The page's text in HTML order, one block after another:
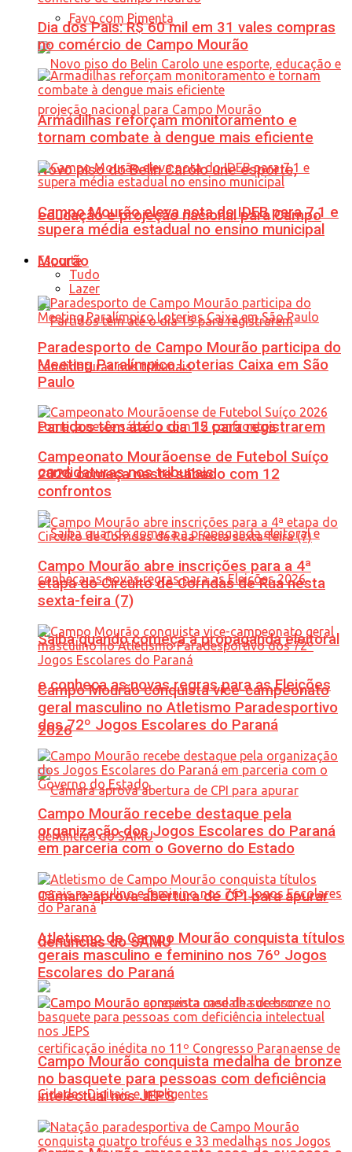
Favo com Pimenta
Novo piso do Belin Carolo une esporte,
educação e projeção nacional para Campo
Mourão
Partidos têm até o dia 15 para registrarem
candidaturas nos tribunais
Saiba quando começa a propaganda eleitoral
e conheça as novas regras para as Eleições
2026
Câmara aprova abertura de CPI para apurar
denúncias do SAMU
Dia dos Pais: R$ 60 mil em 31 vales compras
no comércio de Campo Mourão
Armadilhas reforçam monitoramento e
tornam combate à dengue mais eficiente
Campo Mourão eleva nota do IDEB para 7,1 e
supera média estadual no ensino municipal
Esporte
Tudo
Lazer
Paradesporto de Campo Mourão participa do
Meeting Paralímpico Loterias Caixa em São
Paulo
Campeonato Mourãoense de Futebol Suíço
2026 começa neste sábado com 12
confrontos
Campo Mourão abre inscrições para a 4ª
etapa do Circuito de Corridas de Rua nesta
sexta-feira (7)
Campo Mourão conquista vice-campeonato
geral masculino no Atletismo Paradesportivo
dos 72º Jogos Escolares do Paraná
Campo Mourão recebe destaque pela
organização dos Jogos Escolares do Paraná
em parceria com o Governo do Estado
Atletismo de Campo Mourão conquista títulos
gerais masculino e feminino nos 76º Jogos
Escolares do Paraná
Campo Mourão conquista medalha de bronze
no basquete para pessoas com deficiência
intelectual nos JEPS